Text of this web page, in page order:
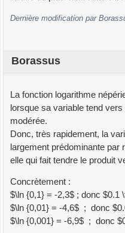
Dernière modification par
Borassus
La fonction logarithme
lorsque sa variable tend
modérée.
Donc, très rapidement, la
largement prédominante par
elle qui fait tendre le produit
Concrètement :
$\ln {0,1} = -2,3$ ; donc $0.1
$\ln {0,01} = -4,6$ ; donc
$\ln {0,001} = -6,9$ ; donc